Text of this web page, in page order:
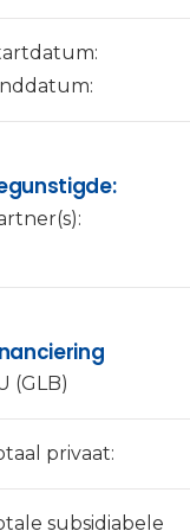
(GLB)
privaat:
subsidiabele